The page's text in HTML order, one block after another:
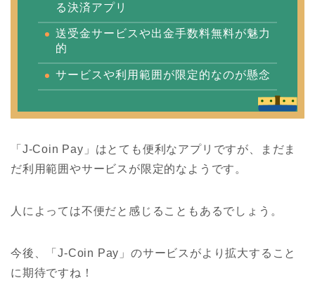
る決済アプリ
送受金サービスや出金手数料無料が魅力
的
サービスや利用範囲が限定的なのが懸念
「J-Coin Pay」はとても便利なアプリですが、まだま
だ利用範囲やサービスが限定的なようです。
人によっては不便だと感じることもあるでしょう。
今後、「J-Coin Pay」のサービスがより拡大すること
に期待ですね！